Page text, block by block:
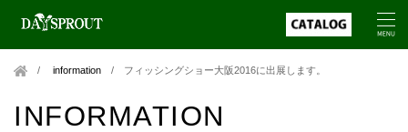
information / フィッシングショー大阪2016に出展します。
INFORMATION